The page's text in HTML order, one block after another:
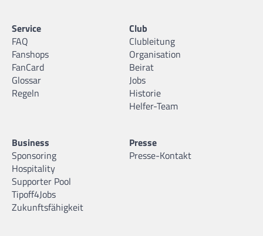
Service
FAQ
Fanshops
FanCard
Glossar
Regeln
Club
Clubleitung
Organisation
Beirat
Jobs
Historie
Helfer-Team
Business
Sponsoring
Hospitality
Supporter Pool
Tipoff4Jobs
Zukunftsfähigkeit
Presse
Presse-Kontakt